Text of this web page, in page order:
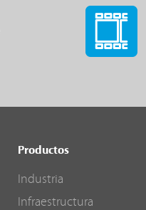
Productos
Industria
Infraestructura